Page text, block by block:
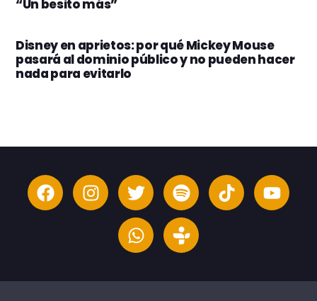
“Un besito más”
Disney en aprietos: por qué Mickey Mouse
pasará al dominio público y no pueden hacer
nada para evitarlo